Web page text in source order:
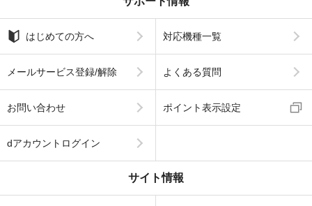
はじめての方へ 対応機種一覧
メールサービス登録/解除 よくある質問
お問い合わせ ポイント表示設定
dアカウントログイン
サイト情報